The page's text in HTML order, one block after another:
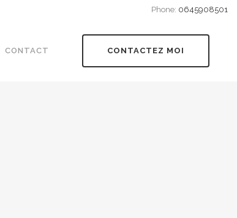
Phone: 0645908501
CONTACTEZ MOI
CONTACT